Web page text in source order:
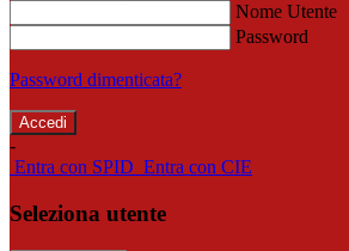
Nome Utente
Password
Password dimenticata?
-
Entra con SPID Entra con CIE
Seleziona utente